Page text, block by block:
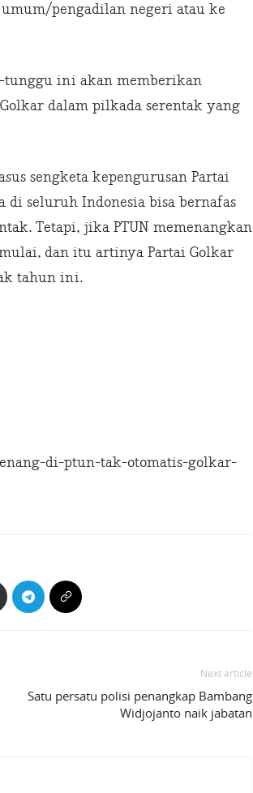
pengadilan negeri atau ke
tunggu ini akan memberikan
dalam pilkada serentak yang
sengketa kepengurusan Partai
di seluruh Indonesia bisa bernafas
Tetapi, jika PTUN memenangkan
dan itu artinya Partai Golkar
tahun ini.
di-ptun-tak-otomatis-golkar-
Next article
Satu persatu polisi penangkap Bambang
Widjojanto naik jabatan